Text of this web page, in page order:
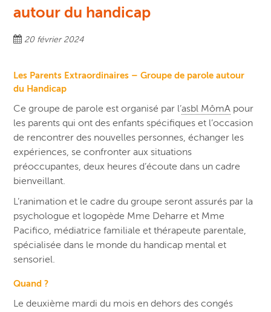
autour du handicap
20 février 2024
Les Parents Extraordinaires – Groupe de parole autour
du Handicap
Ce groupe de parole est organisé par l’asbl MômA pour
les parents qui ont des enfants spécifiques et l’occasion
de rencontrer des nouvelles personnes, échanger les
expériences, se confronter aux situations
préoccupantes, deux heures d’écoute dans un cadre
bienveillant.
L’ranimation et le cadre du groupe seront assurés par la
psychologue et logopède Mme Deharre et Mme
Pacifico, médiatrice familiale et thérapeute parentale,
spécialisée dans le monde du handicap mental et
sensoriel.
Quand ?
Le deuxième mardi du mois en dehors des congés